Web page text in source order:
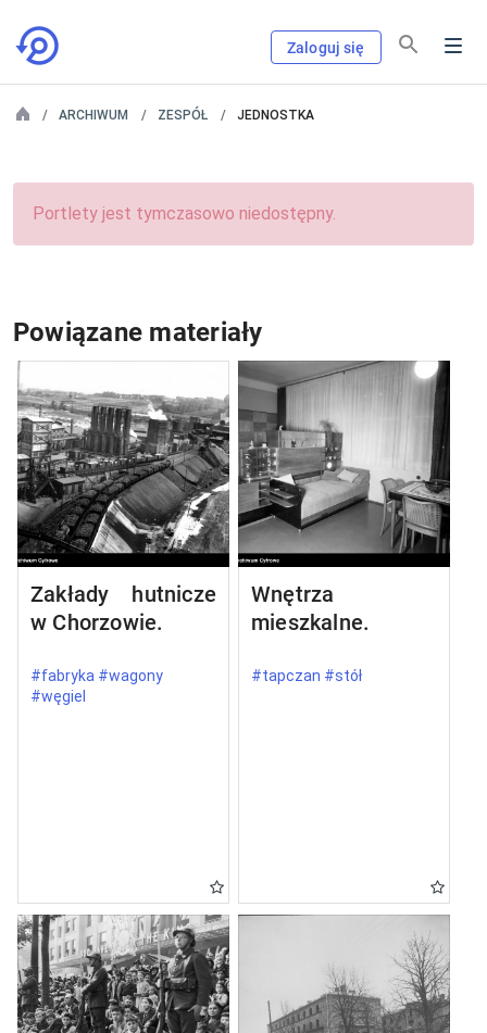
Zaloguj się
ARCHIWUM ZESPÓŁ JEDNOSTKA
Portlety jest tymczasowo niedostępny.
Powiązane materiały
Zakłady hutnicze
w Chorzowie.
#fabryka #wagony
#węgiel
Wnętrza
mieszkalne.
#tapczan #stół